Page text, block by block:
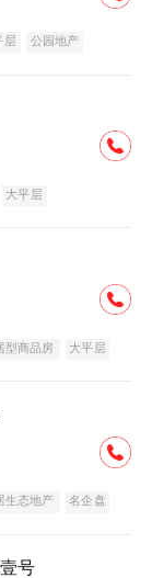
层
公园地产
大平层
型商品房
大平层
生态地产 名企盘
号